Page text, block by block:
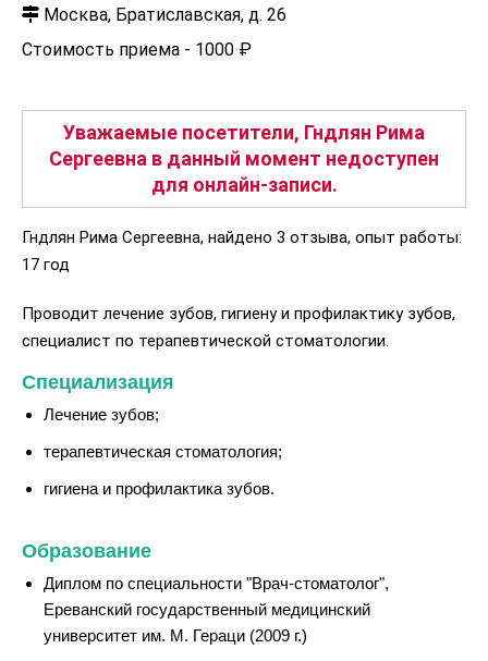
Москва, Братиславская, д. 26
Стоимость приема - 1000 ₽
Уважаемые посетители, Гндлян Рима
Сергеевна в данный момент недоступен
для онлайн-записи.
Гндлян Рима Сергеевна, найдено 3 отзыва, опыт работы:
17 год
Проводит лечение зубов, гигиену и профилактику зубов,
специалист по терапевтической стоматологии.
Специализация
Лечение зубов;
терапевтическая стоматология;
гигиена и профилактика зубов.
Образование
Диплом по специальности "Врач-стоматолог",
Ереванский государственный медицинский
университет им. М. Гераци (2009 г.)